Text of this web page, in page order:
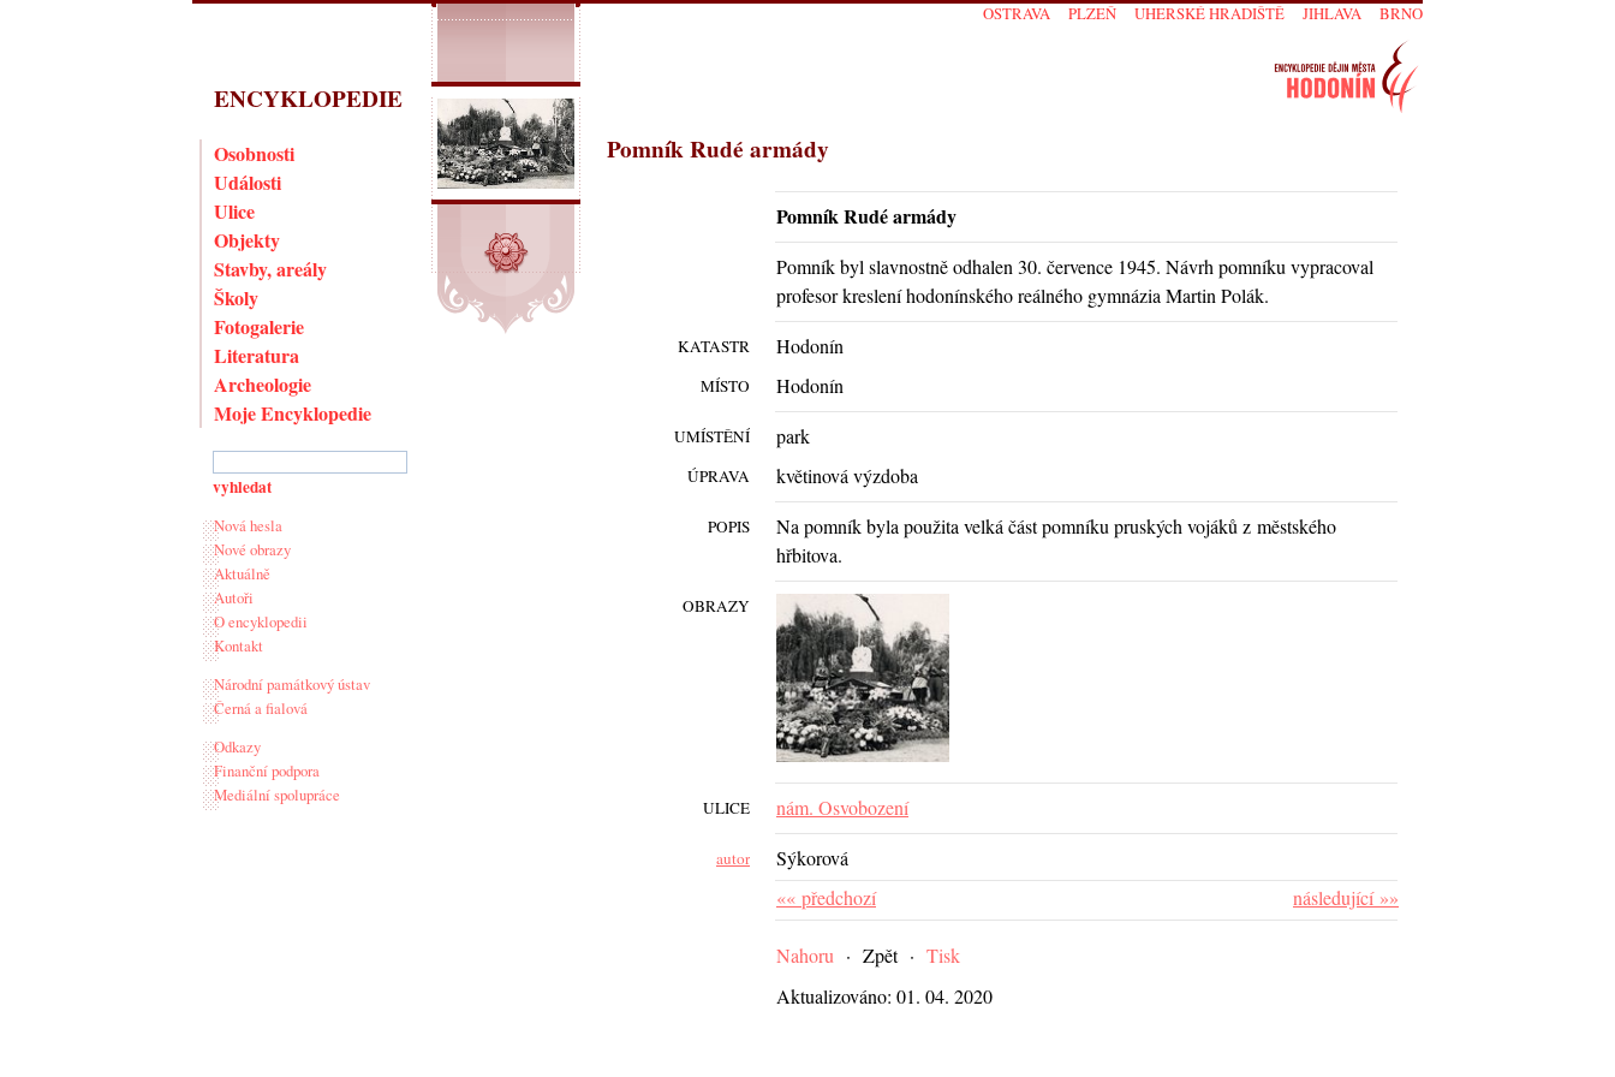
ENCYKLOPEDIE
Osobnosti
Události
Ulice
Objekty
Stavby, areály
Školy
Fotogalerie
Literatura
Archeologie
Moje Encyklopedie
Nová hesla
Nové obrazy
Aktuálně
Autoři
O encyklopedii
Kontakt
Národní památkový ústav
Černá a fialová
Odkazy
Finanční podpora
Mediální spolupráce
Pomník Rudé armády
Pomník Rudé armády
Pomník byl slavnostně odhalen 30. července 1945. Návrh pomníku vypracoval
profesor kreslení hodonínského reálného gymnázia Martin Polák.
KATASTR Hodonín
MÍSTO Hodonín
UMÍSTĚNÍ park
ÚPRAVA květinová výzdoba
POPIS
Na pomník byla použita velká část pomníku pruských vojáků z městského
hřbitova.
OBRAZY
ULICE nám. Osvobození
autor
Sýkorová
následující »»
«« předchozí
Nahoru · Zpět· Tisk
Aktualizováno: 01. 04. 2020
BRNO
JIHLAVA
UHERSKÉ HRADIŠTĚ
PLZEŇ
OSTRAVA